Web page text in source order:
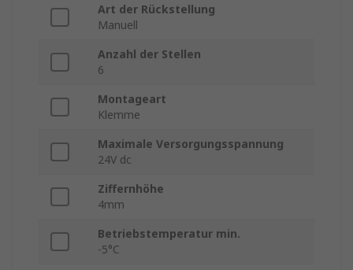
Art der Rückstellung
Manuell
Anzahl der Stellen
6
Montageart
Klemme
Maximale Versorgungsspannung
24V dc
Ziffernhöhe
4mm
Betriebstemperatur min.
-5°C